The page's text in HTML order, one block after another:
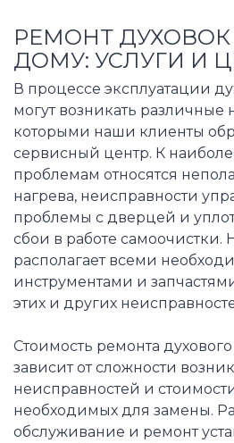
РЕМОНТ
ДОМУ: УСЛУГИ И
В процессе эксплуатации
могут возникать различные
которыми наши клиенты
сервисный центр. К
проблемам относятся
нагрева, неисправности
проблемы с дверцей и
сбои в работе самоочистки.
располагает всеми
инструментами и
этих и других
Стоимость ремонта
зависит от сложности
неисправностей и
необходимых для замены.
обслуживание и ремонт